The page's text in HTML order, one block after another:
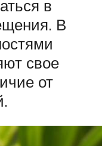
в
В
свое
от